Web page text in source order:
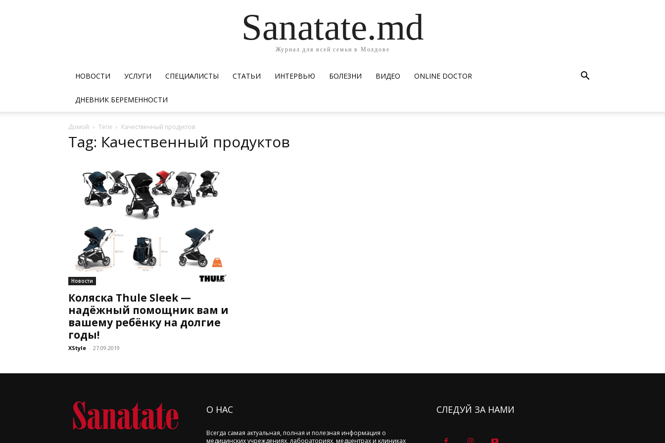
Sanatate.md
Журнал для всей семьи в Молдове
НОВОСТИ УСЛУГИ СПЕЦИАЛИСТЫ СТАТЬИ ИНТЕРВЬЮ БОЛЕЗНИ ВИДЕО ОNLINE DOCTOR
ДНЕВНИК БЕРЕМЕННОСТИ
Домой Теги Качественный продуктов
Tag: Качественный продуктов
Новости
Коляска Thule Sleek —
надёжный помощник вам и
вашему ребёнку на долгие
годы!
XStyle - 27.09.2019
О НАС
Всегда самая актуальная, полная и полезная информация о
медицинских учреждениях, лабораториях, медцентрах и клиниках
СЛЕДУЙ ЗА НАМИ